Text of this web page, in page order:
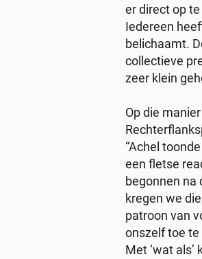
er direct op
Iedereen
belichaamt.
collectieve
zeer klein
Op die
“Achel
een fletse
begonnen na
kregen we
patroon van
onszelf toe
Met ‘wat